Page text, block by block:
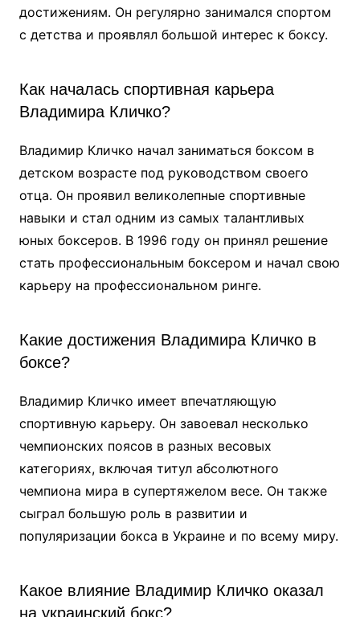
достижениям. Он регулярно занимался спортом
с детства и проявлял большой интерес к боксу.
Как началась спортивная карьера
Владимира Кличко?
Владимир Кличко начал заниматься боксом в
детском возрасте под руководством своего
отца. Он проявил великолепные спортивные
навыки и стал одним из самых талантливых
юных боксеров. В 1996 году он принял решение
стать профессиональным боксером и начал свою
карьеру на профессиональном ринге.
Какие достижения Владимира Кличко в
боксе?
Владимир Кличко имеет впечатляющую
спортивную карьеру. Он завоевал несколько
чемпионских поясов в разных весовых
категориях, включая титул абсолютного
чемпиона мира в супертяжелом весе. Он также
сыграл большую роль в развитии и
популяризации бокса в Украине и по всему миру.
Какое влияние Владимир Кличко оказал
на украинский бокс?